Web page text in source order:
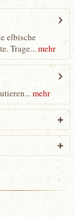
elbische
Trage... mehr
mehr